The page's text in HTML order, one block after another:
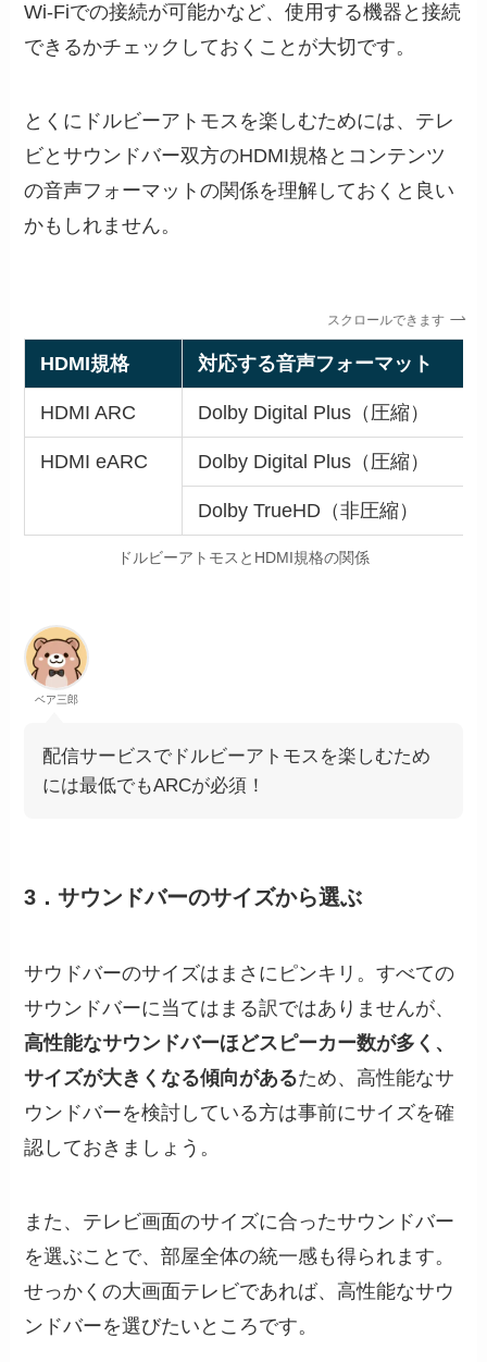
Wi-Fiでの接続が可能かなど、使用する機器と接続
できるかチェックしておくことが大切です。
とくにドルビーアトモスを楽しむためには、テレ
ビとサウンドバー双方のHDMI規格とコンテンツ
の音声フォーマットの関係を理解しておくと良い
かもしれません。
スクロールできます
HDMI規格 対応する音声フォーマット
HDMI ARC Dolby Digital Plus（圧縮）
HDMI eARC Dolby Digital Plus（圧縮）
Dolby TrueHD（非圧縮）
ドルビーアトモスとHDMI規格の関係
ベア三郎
配信サービスでドルビーアトモスを楽しむため
には最低でもARCが必須！
3．サウンドバーのサイズから選ぶ
サウドバーのサイズはまさにピンキリ。すべての
サウンドバーに当てはまる訳ではありませんが、
高性能なサウンドバーほどスピーカー数が多く、
サイズが大きくなる傾向があるため、高性能なサ
ウンドバーを検討している方は事前にサイズを確
認しておきましょう。
また、テレビ画面のサイズに合ったサウンドバー
を選ぶことで、部屋全体の統一感も得られます。
せっかくの大画面テレビであれば、高性能なサウ
ンドバーを選びたいところです。